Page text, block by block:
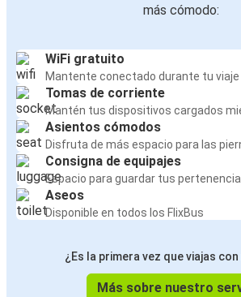
más cómodo:
WiFi gratuito
Mantente conectado durante tu viaje
Tomas de corriente
Mantén tus dispositivos cargados
Asientos cómodos
Disfruta de más espacio para las
Consigna de equipajes
Espacio para guardar tus
Aseos
Disponible en todos los FlixBus
¿Es la primera vez que viajas
Más sobre nuestro